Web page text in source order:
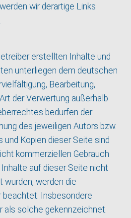
wir derartige Links
erstellten Inhalte und
unterliegen dem deutschen
Bearbeitung,
der Verwertung außerhalb
bedürfen der
des jeweiligen Autors bzw.
und Kopien dieser Seite sind
kommerziellen Gebrauch
auf dieser Seite nicht
werden die
beachtet. Insbesondere
als solche gekennzeichnet.